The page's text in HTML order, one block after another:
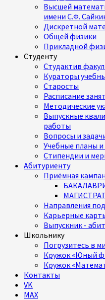
Высшей
имени С.Ф.
Дискретной
Общей физики
Прикладной
Студенту
Студактив
Кураторы
Старосты
Расписание
Методические
Выпускные
работы
Вопросы и
Учебные планы
Стипендии и
Абитуриенту
Приёмная
Направления
Карьерные
Выпускник -
Школьнику
Погрузитесь в
Кружок «Юный
Кружок
Контакты
VK
MAX